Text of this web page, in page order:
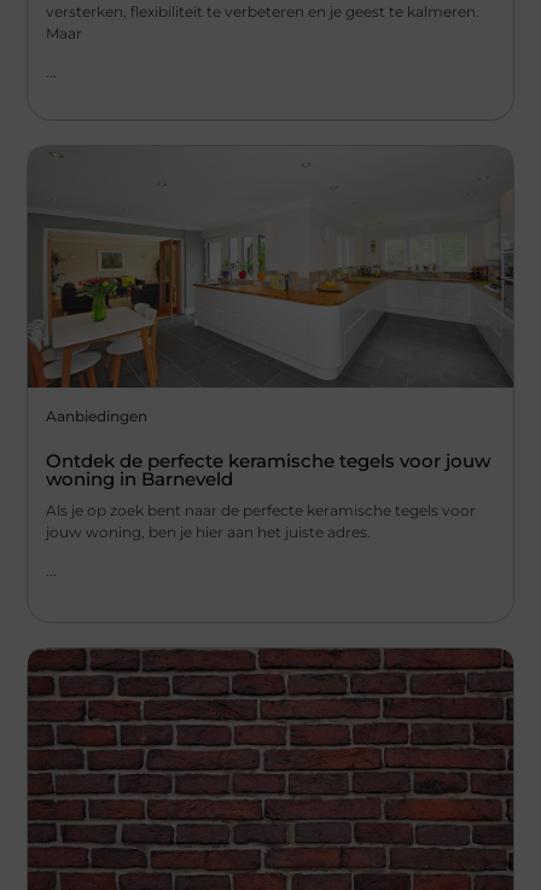
versterken, flexibiliteit te verbeteren en je geest te kalmeren.
Maar
Aanbiedingen
Ontdek de perfecte keramische tegels voor jouw
woning in Barneveld
Als je op zoek bent naar de perfecte keramische tegels voor
jouw woning, ben je hier aan het juiste adres.
...